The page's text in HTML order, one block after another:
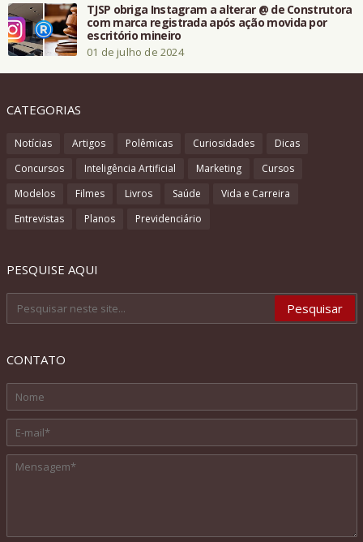
TJSP obriga Instagram a alterar @ de Construtora
com marca registrada após ação movida por
escritório mineiro
01 de julho de 2024
CATEGORIAS
Notícias Artigos Polêmicas Curiosidades
Dicas
Concursos
Inteligência Artificial Marketing
Cursos
Modelos
Filmes Livros Saúde
Vida e Carreira
Entrevistas
Planos Previdenciário
PESQUISE AQUI
CONTATO